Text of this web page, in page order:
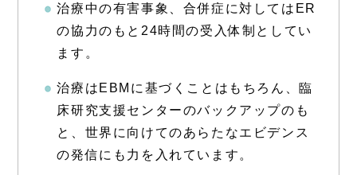
治療中の有害事象、合併症に対してはER
の協力のもと24時間の受入体制としてい
ます。
治療はEBMに基づくことはもちろん、臨
床研究支援センターのバックアップのも
と、世界に向けてのあらたなエビデンス
の発信にも力を入れています。